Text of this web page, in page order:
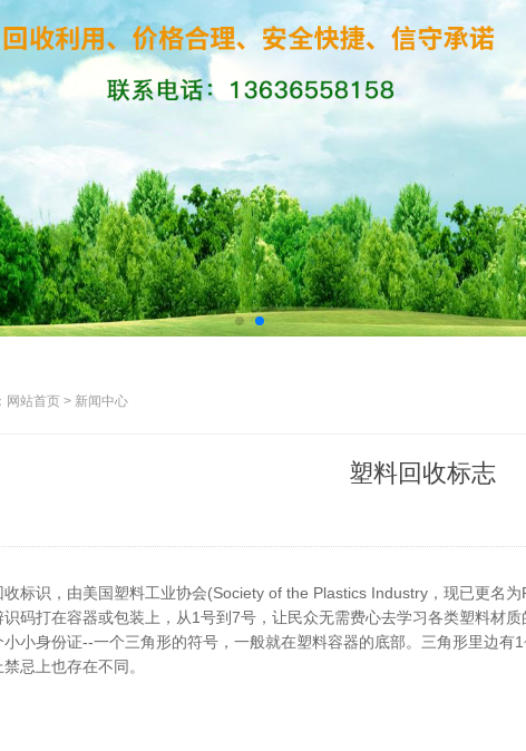
网站首页 > 新闻中心
塑料回收标志
收标识，由美国塑料工业协会(Society of the Plastics Industry，现已更名
识码打在容器或包装上，从1号到7号，让民众无需费心去学习各类塑料材
小小身份证--一个三角形的符号，一般就在塑料容器的底部。三角形里边
忌上也存在不同。